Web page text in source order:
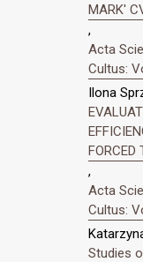
MARK'
,
Acta
Cultus:
Ilona
FORCED
,
Acta
Cultus:
Studies